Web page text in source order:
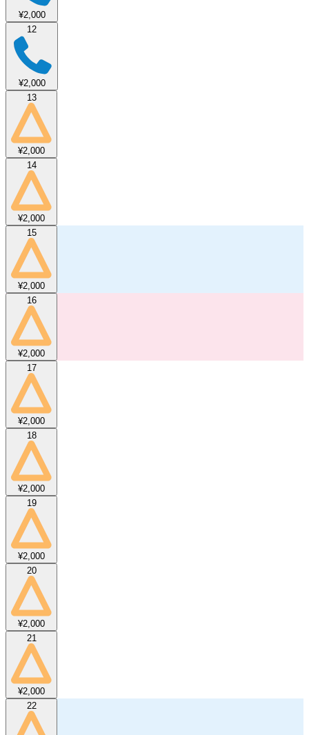
¥2,000
12
¥2,000
13
¥2,000
14
¥2,000
15
¥2,000
16
¥2,000
17
¥2,000
18
¥2,000
19
¥2,000
20
¥2,000
21
¥2,000
22